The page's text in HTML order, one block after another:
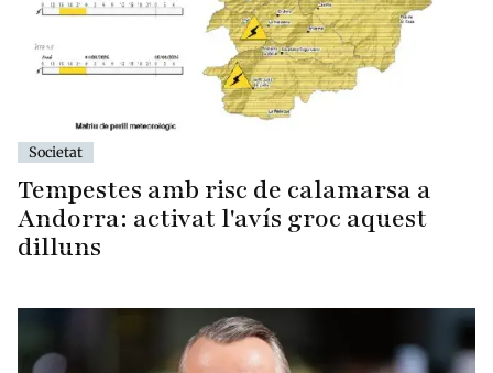
Societat
Tempestes amb risc de calamarsa a
Andorra: activat l'avís groc aquest
dilluns